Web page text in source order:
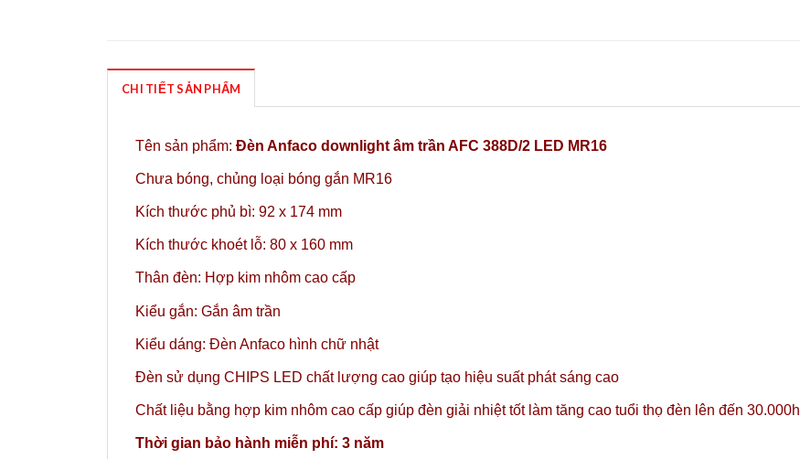
CHI TIẾT SẢN PHẨM
Tên sản phẩm: Đèn Anfaco downlight âm trần AFC 388D/2 LED MR16
Chưa bóng, chủng loại bóng gắn MR16
Kích thước phủ bì: 92 x 174 mm
Kích thước khoét lỗ: 80 x 160 mm
Thân đèn: Hợp kim nhôm cao cấp
Kiểu gắn: Gắn âm trần
Kiểu dáng: Đèn Anfaco hình chữ nhật
Đèn sử dụng CHIPS LED chất lượng cao giúp tạo hiệu suất phát sáng cao
Chất liệu bằng hợp kim nhôm cao cấp giúp đèn giải nhiệt tốt làm tăng cao tuổi thọ đèn lên đến 30.000h
Thời gian bảo hành miễn phí: 3 năm